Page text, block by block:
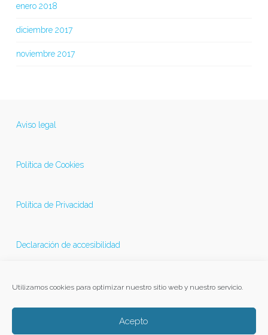
Utilizamos cookies para optimizar nuestro sitio web y nuestro servicio.
Acepto
enero 2018
diciembre 2017
noviembre 2017
Aviso legal
Política de Cookies
Política de Privacidad
Declaración de accesibilidad